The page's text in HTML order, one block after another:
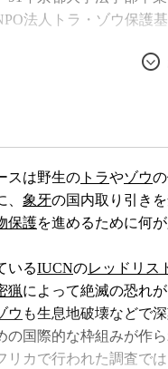
法人トラ・ゾウ保護
始まった
スは野生の トラやゾウ
象牙の国内取り引き
保護を進めるために何
いるIUCNのレッドリス
猟によって絶滅の恐れ
ウ も生息地破壊などで
の国際的な枠組みが作
リカで行われた調査で